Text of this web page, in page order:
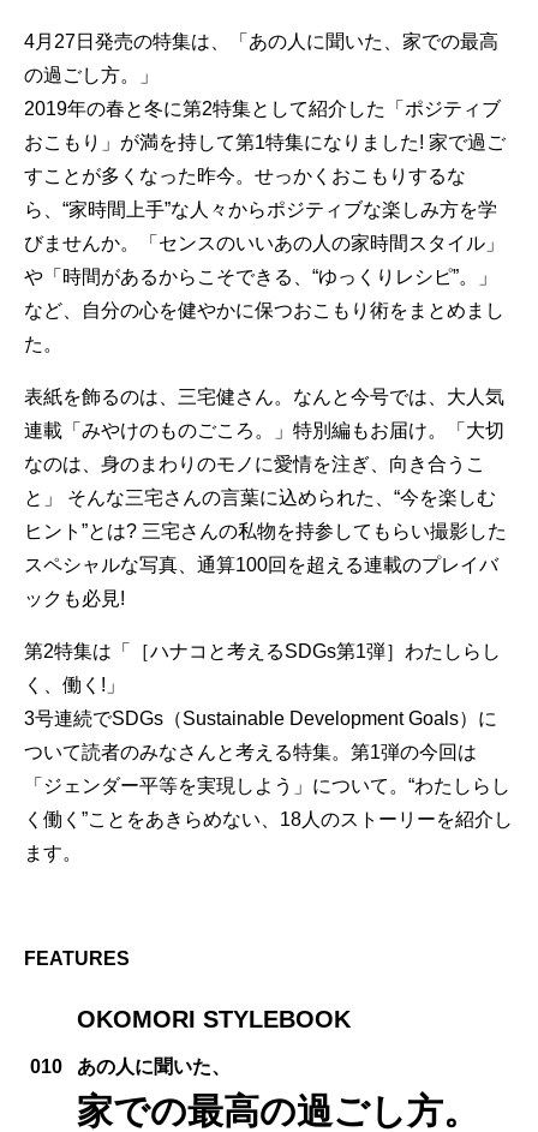
4月27日発売の特集は、「あの人に聞いた、家での最高
の過ごし方。」
2019年の春と冬に第2特集として紹介した「ポジティブ
おこもり」が満を持して第1特集になりました! 家で過ご
すことが多くなった昨今。せっかくおこもりするな
ら、“家時間上手”な人々からポジティブな楽しみ方を学
びませんか。「センスのいいあの人の家時間スタイル」
や「時間があるからこそできる、“ゆっくりレシピ”。」
など、自分の心を健やかに保つおこもり術をまとめまし
た。
表紙を飾るのは、三宅健さん。なんと今号では、大人気
連載「みやけのものごころ。」特別編もお届け。「大切
なのは、身のまわりのモノに愛情を注ぎ、向き合うこ
と」 そんな三宅さんの言葉に込められた、“今を楽しむ
ヒント”とは? 三宅さんの私物を持参してもらい撮影した
スペシャルな写真、通算100回を超える連載のプレイバ
ックも必見!
第2特集は「［ハナコと考えるSDGs第1弾］わたしらし
く、働く!」
3号連続でSDGs（Sustainable Development Goals）に
ついて読者のみなさんと考える特集。第1弾の今回は
「ジェンダー平等を実現しよう」について。“わたしらし
く働く”ことをあきらめない、18人のストーリーを紹介し
ます。
FEATURES
OKOMORI STYLEBOOK
010 あの人に聞いた、
家での最高の過ごし方。